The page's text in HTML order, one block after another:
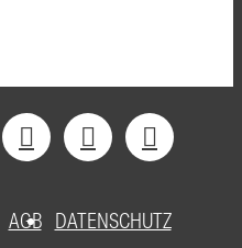
AGB DATENSCHUTZ